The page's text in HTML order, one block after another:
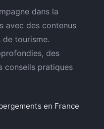
dans la
avec des contenus
de tourisme.
des
conseils pratiques
en France